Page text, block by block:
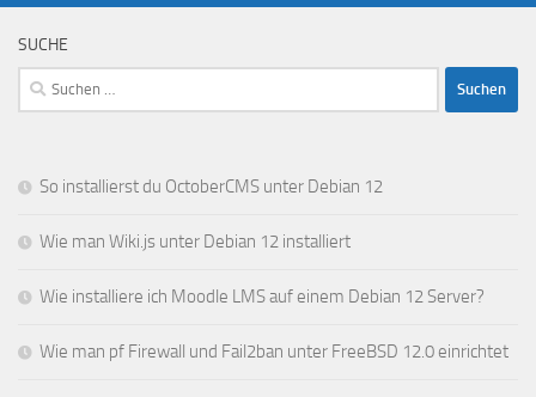
SUCHE
Suchen
nach:
So installierst du OctoberCMS unter Debian 12
Wie man Wiki.js unter Debian 12 installiert
Wie installiere ich Moodle LMS auf einem Debian 12 Server?
Wie man pf Firewall und Fail2ban unter FreeBSD 12.0 einrichtet